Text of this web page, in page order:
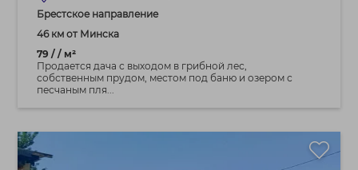
Брестское направление
46 км от Минска
79 / / м²
Продается дача с выходом в грибной лес,
собственным прудом, местом под баню и озером с
песчаным пля...